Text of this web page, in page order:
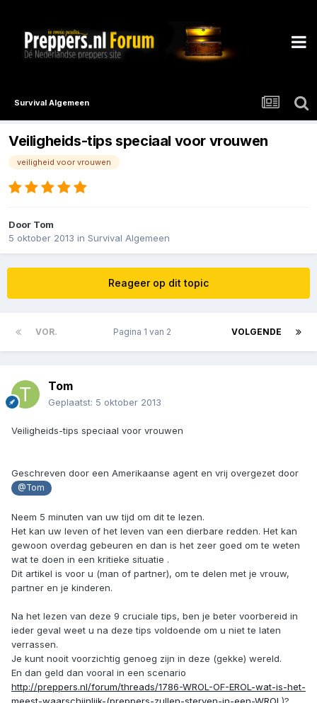
Survival Algemeen
Veiligheids-tips speciaal voor vrouwen
veiligheid voor vrouwen
Door Tom
5 oktober 2013 in Survival Algemeen
Reageer op dit topic
VOR. VOLGENDE
Pagina 1 van 2
Tom
Geplaatst: 5 oktober 2013
Veiligheids-tips speciaal voor vrouwen
Geschreven door een Amerikaanse agent en vrij overgezet door
@Tom
Neem 5 minuten van uw tijd om dit te lezen.
Het kan uw leven of het leven van een dierbare redden. Het kan
gewoon overdag gebeuren en dan is het zeer goed om te weten
wat te doen in een kritieke situatie .
Dit artikel is voor u (man of partner), om te delen met je vrouw,
partner en je kinderen.
Na het lezen van deze 9 cruciale tips, ben je beter voorbereid in
ieder geval weet u na deze tips voldoende om u niet te laten
verrassen.
Je kunt nooit voorzichtig genoeg zijn in deze (gekke) wereld.
En dan geld dan vooral in een scenario
http://preppers.nl/forum/threads/1786-WROL-OF-EROL-wat-is-het-
meest-waarschijnlijk-(preppers-zullen-sterven-in-een-WROL )?